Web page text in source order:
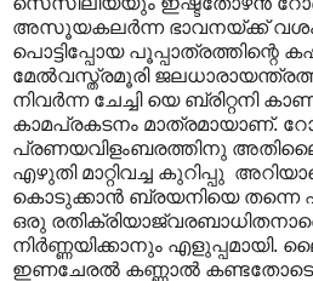
അസൂയകലർന്ന ഭാവനയ്ക്ക്
പൊട്ടിപ്പോയ പൂപ്പാത്രത്തിന്റെ
മേൽവസ്ത്രമൂരി
നിവർന്ന ചേച്ചി യെ ബ്രിറ്റനി
കാമപ്രകടനം മാത്രമായാണ്.
പ്രണയവിളംബരത്തിനു
എഴുതി മാറ്റിവച്ച കുറിപ്പു
കൊടുക്കാൻ ബ്രയനിയെ തന്നെ
ഒരു
നിർണ്ണയിക്കാനും എളുപ്പമായി.
ഇണചേരൽ കണ്ണാൽ കണ്ടതോടെ